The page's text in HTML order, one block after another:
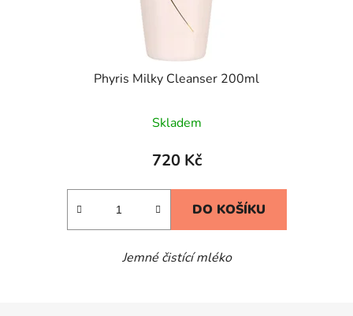
Phyris Milky Cleanser 200ml
Skladem
720 Kč
DO KOŠÍKU
Jemné čistící mléko